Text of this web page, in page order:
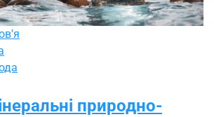
природно-